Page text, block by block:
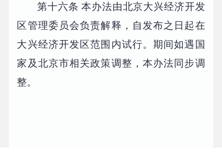
第十六条 本办法由北京大兴经济开发
区管理委员会负责解释，自发布之日起在
大兴经济开发区范围内试行。期间如遇国
家及北京市相关政策调整，本办法同步调
整。